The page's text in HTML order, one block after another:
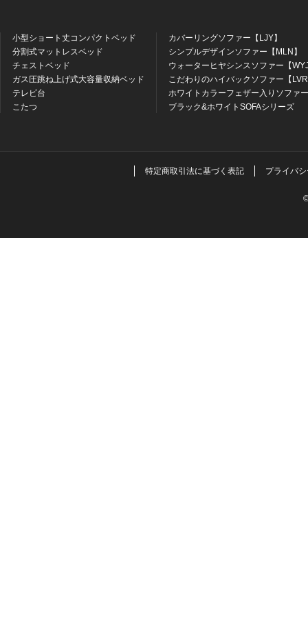
小型ショート丈コンパクトベッド
分割式マットレスベッド
チェストベッド
ガス圧跳ね上げ式大容量収納ベッド
テレビ台
こたつ
カバーリングソファー【LJY】
シンプルデザインソファー【MLN】
ウォーターヒヤシンスソファー【
こだわりのハイバックソファー【
ホワイトカラーフェザー入りソファ
ブラック&ホワイトSOFAシリーズ
特定商取引法に基づく表記 プライバ